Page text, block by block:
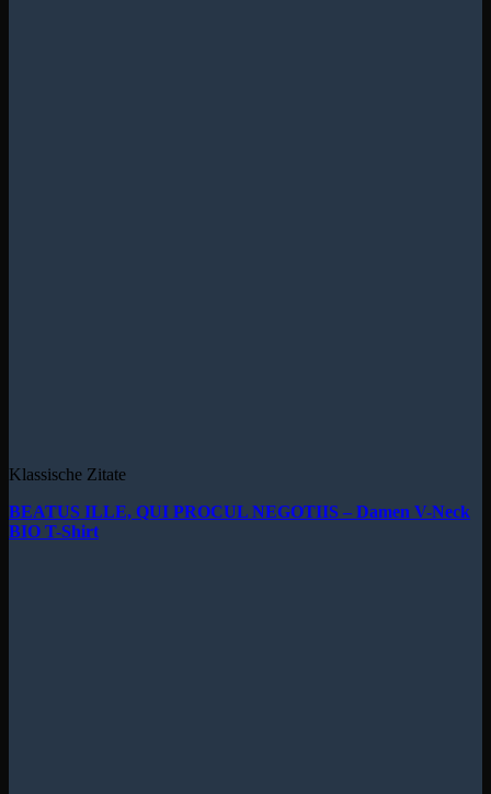
Klassische Zitate
BEATUS ILLE, QUI PROCUL NEGOTIIS – Damen V-Neck
BIO T-Shirt